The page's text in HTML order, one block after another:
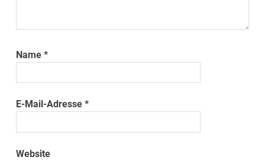
Name*
E-Mail-Adresse*
Website